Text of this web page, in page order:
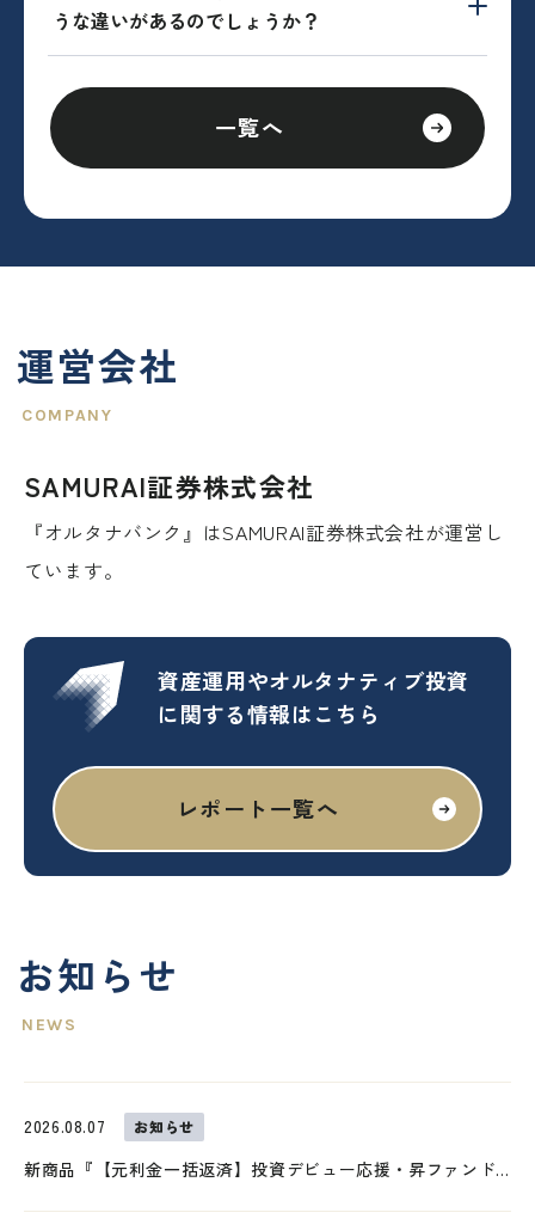
うな違いがあるのでしょうか？
一覧へ
運営会社
SAMURAI証券株式会社
『オルタナバンク』はSAMURAI証券株式会社が運営し
ています。
資産運用やオルタナティブ投資
に関する情報はこちら
レポート一覧へ
お知らせ
2026.08.07 お知らせ
新商品『【元利金一括返済】投資デビュー応援・昇ファンドID1134』を募集開始